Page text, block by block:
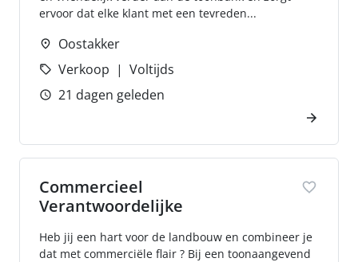
ervoor dat elke klant met een tevreden...
Oostakker
Verkoop
Voltijds
21 dagen geleden
Commercieel
Verantwoordelijke
Heb jij een hart voor de landbouw en combineer je
dat met commerciële flair ? Bij een toonaangevend